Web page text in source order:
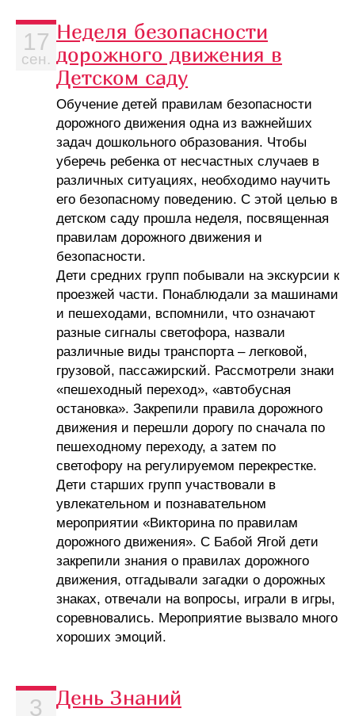
17
сен.
Неделя безопасности
дорожного движения в
Детском саду
Обучение детей правилам безопасности
дорожного движения одна из важнейших
задач дошкольного образования. Чтобы
уберечь ребенка от несчастных случаев в
различных ситуациях, необходимо научить
его безопасному поведению. С этой целью в
детском саду прошла неделя, посвященная
правилам дорожного движения и
безопасности.
Дети средних групп побывали на экскурсии к
проезжей части. Понаблюдали за машинами
и пешеходами, вспомнили, что означают
разные сигналы светофора, назвали
различные виды транспорта – легковой,
грузовой, пассажирский. Рассмотрели знаки
«пешеходный переход», «автобусная
остановка». Закрепили правила дорожного
движения и перешли дорогу по сначала по
пешеходному переходу, а затем по
светофору на регулируемом перекрестке.
Дети старших групп участвовали в
увлекательном и познавательном
мероприятии «Викторина по правилам
дорожного движения». С Бабой Ягой дети
закрепили знания о правилах дорожного
движения, отгадывали загадки о дорожных
знаках, отвечали на вопросы, играли в игры,
соревновались. Мероприятие вызвало много
хороших эмоций.
3 День Знаний